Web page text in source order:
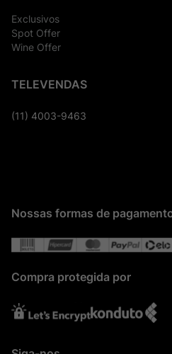
Exclusivos
Spot Offer
Wine Offer
TELEVENDAS
(11) 4003-9463
Nossas formas de
Compra protegida por